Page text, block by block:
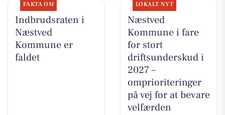
FAKTA OM
Indbrudsraten i
Næstved
Kommune er
faldet
LOKALT NYT
Næstved
Kommune i fare
for stort
driftsunderskud i
2027 –
omprioriteringer
på vej for at bevare
velfærden